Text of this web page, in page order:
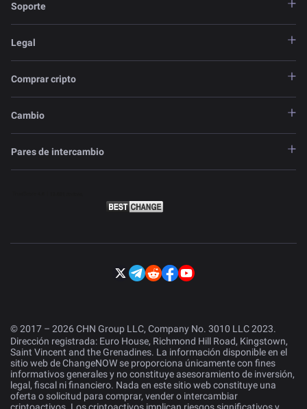
Soporte
Legal
Comprar cripto
Cambio
Pares de intercambio
© 2017 – 2026 CHN Group LLC, Company No. 3010 LLC 2023.
Dirección registrada: Euro House, Richmond Hill Road, Kingstown,
Saint Vincent and the Grenadines. La información disponible en el
sitio web de ChangeNOW se proporciona únicamente con fines
informativos generales y no constituye asesoramiento de inversión,
legal, fiscal ni financiero. Nada en este sitio web constituye una
oferta o solicitud para comprar, vender o intercambiar